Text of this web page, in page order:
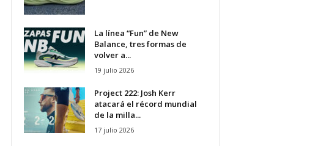
La línea “Fun” de New
Balance, tres formas de
volver a...
19 julio 2026
Project 222: Josh Kerr
atacará el récord mundial
de la milla...
17 julio 2026